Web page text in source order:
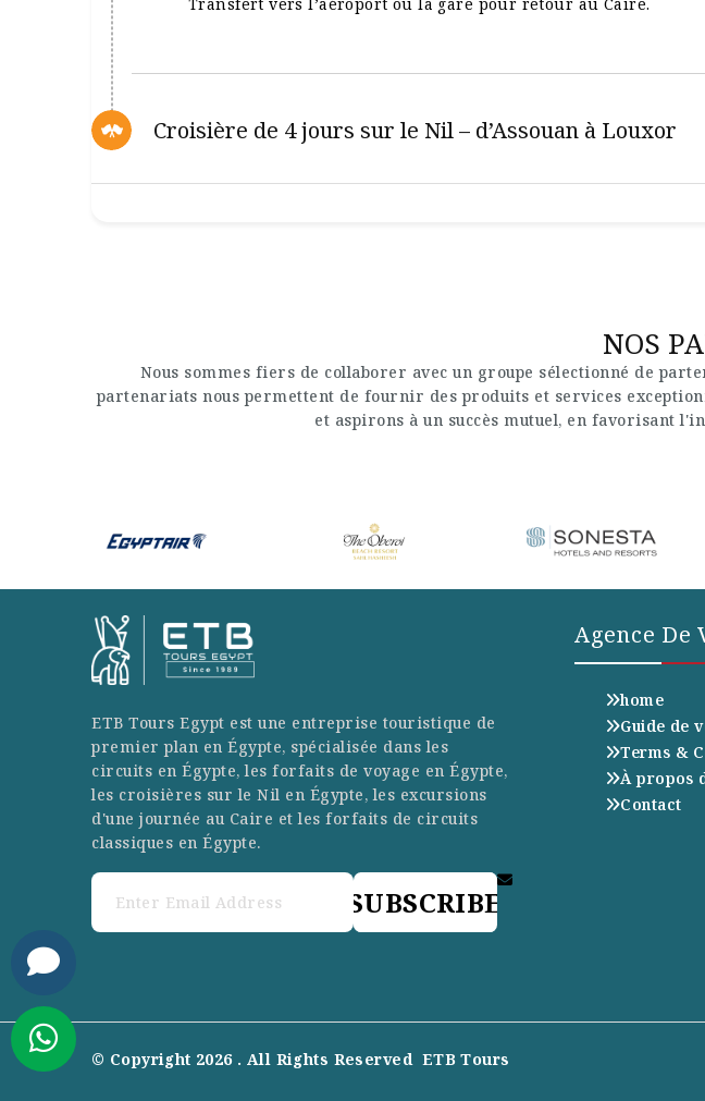
Croisière de 4 jours sur le Nil – d’Assouan à Louxor
NOS
Nous sommes fiers de collaborer avec un groupe sélectionné de
partenariats nous permettent de fournir des produits et services
et aspirons à un succès mutuel, en favorisant
ETB Tours Egypt est une entreprise touristique de
premier plan en Égypte, spécialisée dans les
circuits en Égypte, les forfaits de voyage en Égypte,
les croisières sur le Nil en Égypte, les excursions
d'une journée au Caire et les forfaits de circuits
classiques en Égypte.
SUBSCRIBE
Agence De
home
Guide de
Terms &
À propos
Contact
© Copyright 2026 . All Rights Reserved ETB Tours